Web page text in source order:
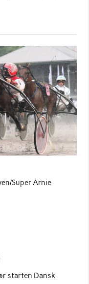
Super Arnie
starten Dansk